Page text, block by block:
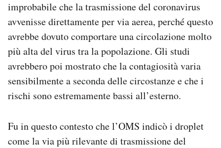
improbabile che la trasmissione del coronavirus
avvenisse direttamente per via aerea, perché questo
avrebbe dovuto comportare una circolazione molto
più alta del virus tra la popolazione. Gli studi
avrebbero poi mostrato che la contagiosità varia
sensibilmente a seconda delle circostanze e che i
rischi sono estremamente bassi all’esterno.
Fu in questo contesto che l’OMS indicò i droplet
come la via più rilevante di trasmissione del